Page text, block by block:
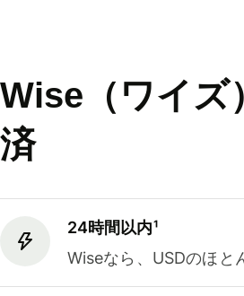
Wise（ワイズ
済
24時間以内¹
Wiseなら、USDのほと